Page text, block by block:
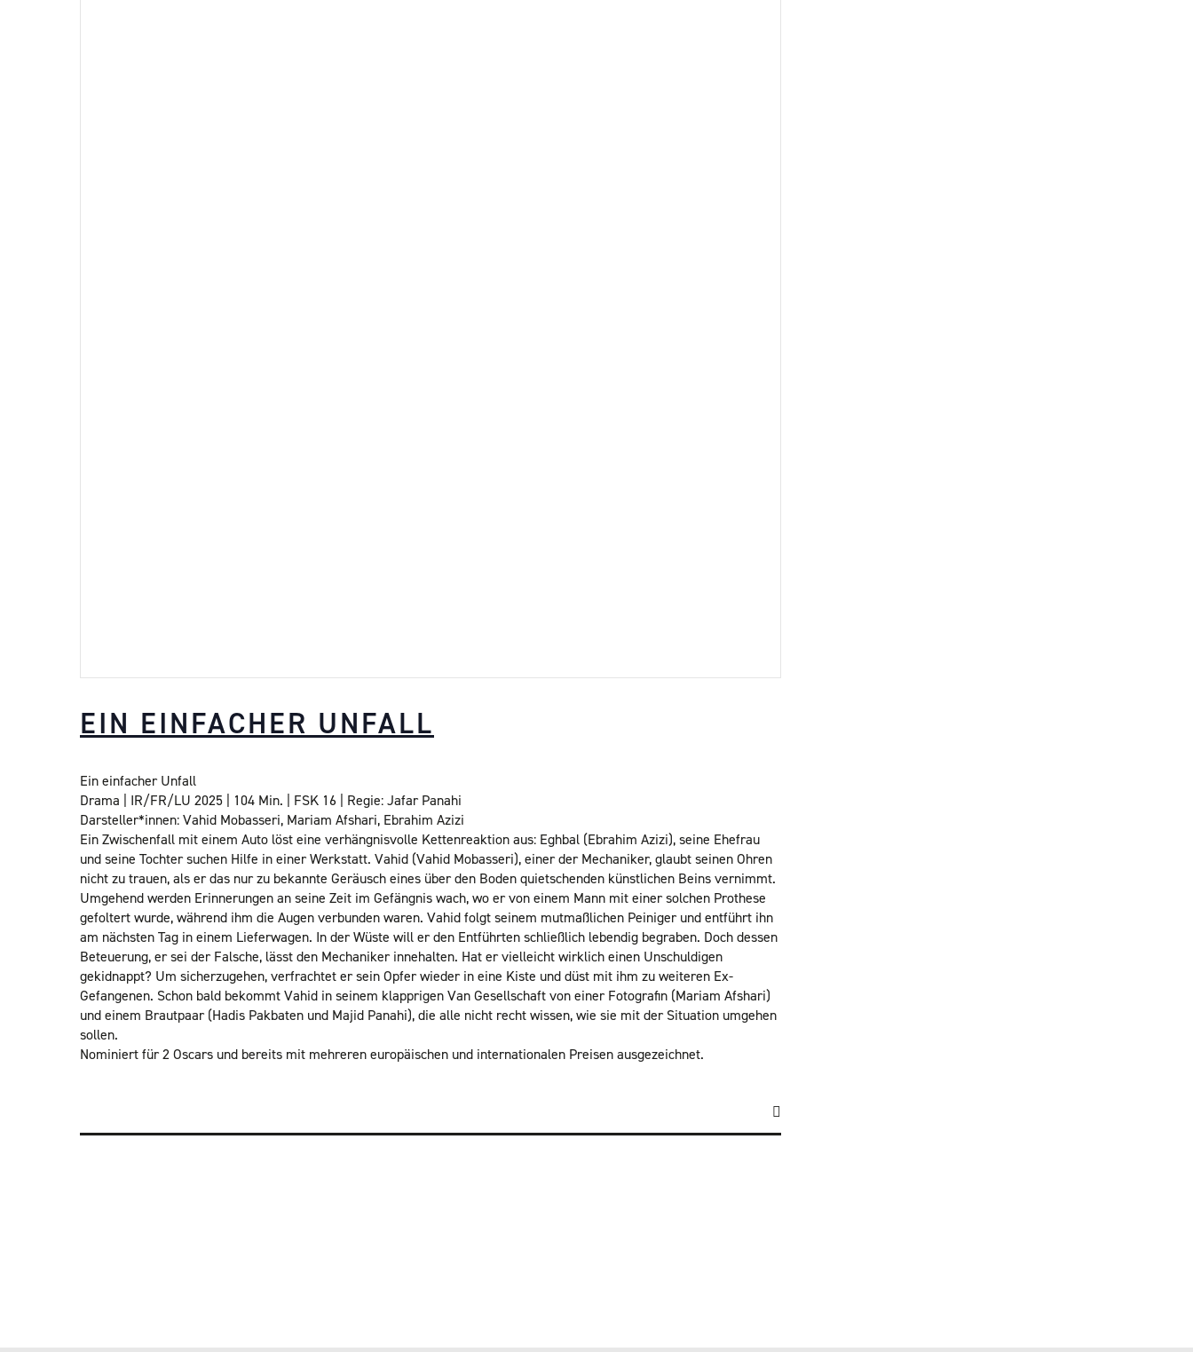
EIN EINFACHER UNFALL
Ein einfacher Unfall
Drama | IR/FR/LU 2025 | 104 Min. | FSK 16 | Regie: Jafar Panahi
Darsteller*innen: Vahid Mobasseri, Mariam Afshari, Ebrahim Azizi
Ein Zwischenfall mit einem Auto löst eine verhängnisvolle Kettenreaktion aus: Eghbal (Ebrahim Azizi), seine Ehefrau
und seine Tochter suchen Hilfe in einer Werkstatt. Vahid (Vahid Mobasseri), einer der Mechaniker, glaubt seinen Ohren
nicht zu trauen, als er das nur zu bekannte Geräusch eines über den Boden quietschenden künstlichen Beins vernimmt.
Umgehend werden Erinnerungen an seine Zeit im Gefängnis wach, wo er von einem Mann mit einer solchen Prothese
gefoltert wurde, während ihm die Augen verbunden waren. Vahid folgt seinem mutmaßlichen Peiniger und entführt ihn
am nächsten Tag in einem Lieferwagen. In der Wüste will er den Entführten schließlich lebendig begraben. Doch dessen
Beteuerung, er sei der Falsche, lässt den Mechaniker innehalten. Hat er vielleicht wirklich einen Unschuldigen
gekidnappt? Um sicherzugehen, verfrachtet er sein Opfer wieder in eine Kiste und düst mit ihm zu weiteren Ex-
Gefangenen. Schon bald bekommt Vahid in seinem klapprigen Van Gesellschaft von einer Fotografin (Mariam Afshari)
und einem Brautpaar (Hadis Pakbaten und Majid Panahi), die alle nicht recht wissen, wie sie mit der Situation umgehen
sollen.
Nominiert für 2 Oscars und bereits mit mehreren europäischen und internationalen Preisen ausgezeichnet.